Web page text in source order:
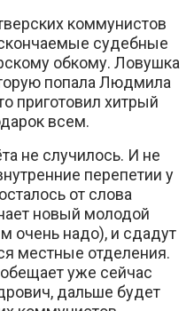
коммунистов
судебные
обкому. Ловушка
попала Людмила
приготовил хитрый
всем.
не случилось. И не
перепетии у
от слова
новый молодой
очень надо), и сдадут
местные отделения.
уже сейчас
дальше будет